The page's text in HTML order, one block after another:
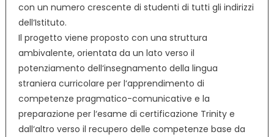
con un numero crescente di studenti di tutti gli indirizzi
dell‘Istituto.
Il progetto viene proposto con una struttura
ambivalente, orientata da un lato verso il
potenziamento dell‘insegnamento della lingua
straniera curricolare per l‘apprendimento di
competenze pragmatico-comunicative e la
preparazione per l‘esame di certificazione Trinity e
dall‘altro verso il recupero delle competenze base da